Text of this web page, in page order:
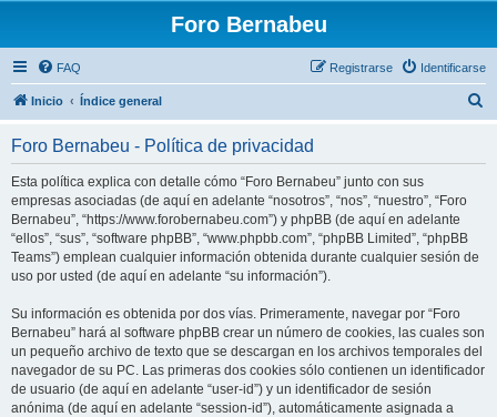
Foro Bernabeu
FAQ Identificarse
Registrarse
Inicio Índice general
Foro Bernabeu - Política de privacidad
Esta política explica con detalle cómo “Foro Bernabeu” junto con sus
empresas asociadas (de aquí en adelante “nosotros”, “nos”, “nuestro”, “Foro
Bernabeu”, “https://www.forobernabeu.com”) y phpBB (de aquí en adelante
“ellos”, “sus”, “software phpBB”, “www.phpbb.com”, “phpBB Limited”, “phpBB
Teams”) emplean cualquier información obtenida durante cualquier sesión de
uso por usted (de aquí en adelante “su información”).
Su información es obtenida por dos vías. Primeramente, navegar por “Foro
Bernabeu” hará al software phpBB crear un número de cookies, las cuales son
un pequeño archivo de texto que se descargan en los archivos temporales del
navegador de su PC. Las primeras dos cookies sólo contienen un identificador
de usuario (de aquí en adelante “user-id”) y un identificador de sesión
anónima (de aquí en adelante “session-id”), automáticamente asignada a